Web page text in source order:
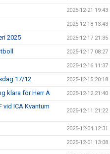
2025-12-21 19:43
2025-12-18 13:43
2025 2025-12-17 21:35
2025-12-17 08:27
2025-12-16 11:37
17/12 2025-12-15 20:18
klara för Herr A 2025-12-12 21:40
vid ICA Kvantum
2025-12-11 21:22
2025-12-04 12:31
2025-12-01 13:08